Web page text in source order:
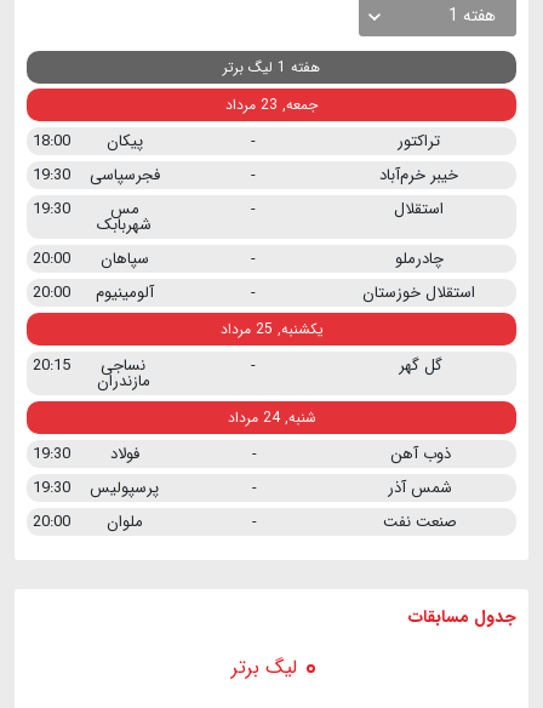
هفته 1
هفته 1 لیگ برتر
جمعه, 23 مرداد
تراکتور - پیکان
18:00
خیبر خرم‌آباد
- فجرسپاسی
19:30
استقلال
- مس
شهربابک
19:30
چادرملو
- سپاهان
20:00
استقلال خوزستان
- آلومینیوم 20:00
یکشنبه, 25 مرداد
گل گهر - نساجی
مازندران
20:15
شنبه, 24 مرداد
ذوب آهن - فولاد
19:30
شمس آذر
- پرسپولیس
19:30
صنعت نفت
- ملوان 20:00
جدول مسابقات
لیگ برتر